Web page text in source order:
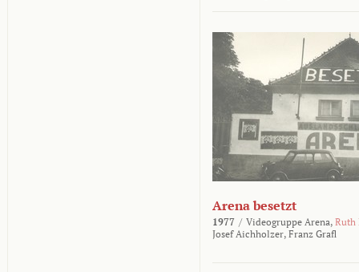
Arena besetzt
1977 / Videogruppe Arena, Ruth
Josef Aichholzer, Franz Grafl